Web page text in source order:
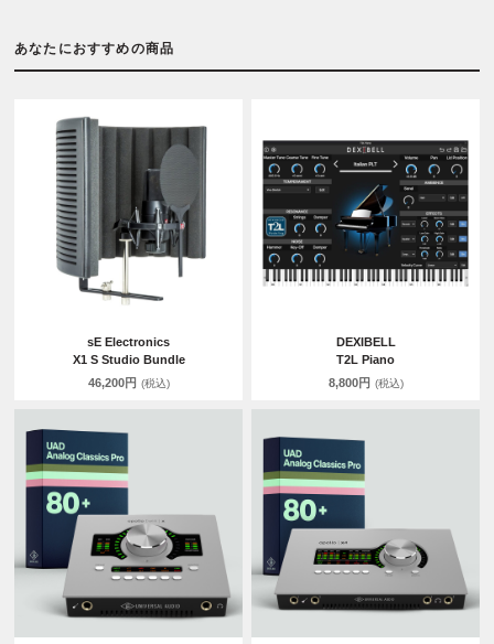
あなたにおすすめの商品
sE Electronics
X1 S Studio Bundle
46,200円 (税込)
DEXIBELL
T2L Piano
8,800円 (税込)